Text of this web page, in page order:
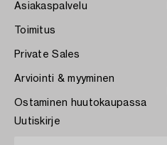
Asiakaspalvelu
Toimitus
Private Sales
Arviointi & myyminen
Ostaminen huutokaupassa
Uutiskirje